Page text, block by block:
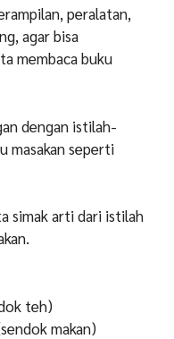
peralatan,
agar bisa
membaca buku
dengan istilah-
masakan seperti
simak arti dari istilah
teh)
makan)